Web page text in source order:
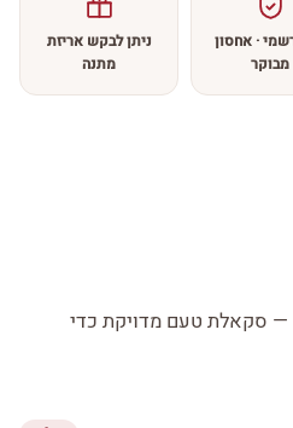
· אחסון
מבוקר
ניתן לבקש אריזת
מתנה
סקאלת טעם מדויקת כדי